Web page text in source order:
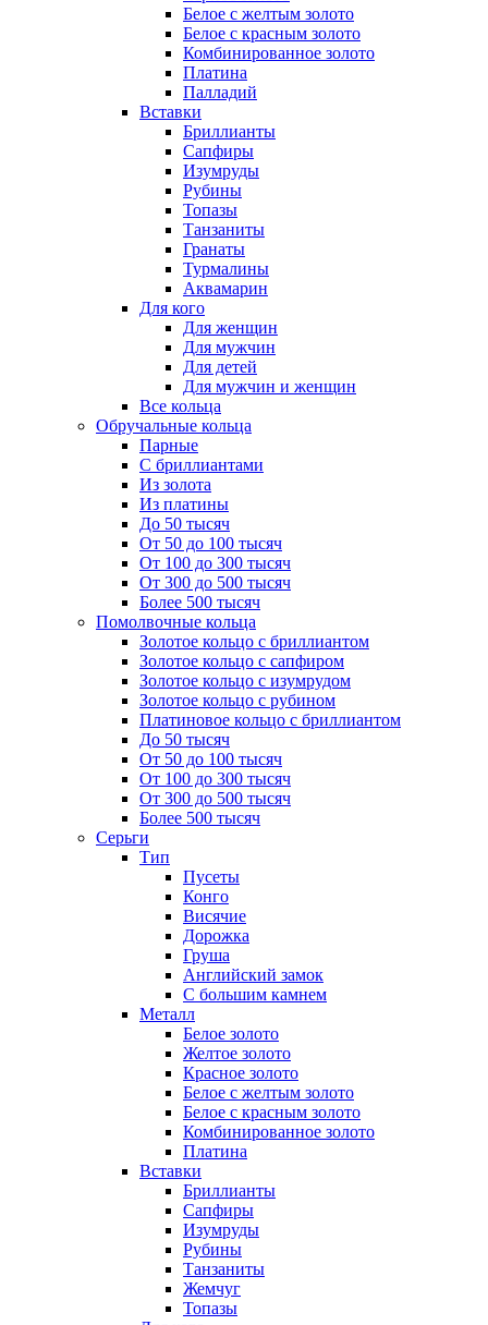
Белое с желтым золото
Белое с красным золото
Комбинированное золото
Платина
Палладий
Вставки
Бриллианты
Сапфиры
Изумруды
Рубины
Топазы
Танзаниты
Гранаты
Турмалины
Аквамарин
Для кого
Для женщин
Для мужчин
Для детей
Для мужчин и женщин
Все кольца
Обручальные кольца
Парные
С бриллиантами
Из золота
Из платины
До 50 тысяч
От 50 до 100 тысяч
От 100 до 300 тысяч
От 300 до 500 тысяч
Более 500 тысяч
Помолвочные кольца
Золотое кольцо с бриллиантом
Золотое кольцо с сапфиром
Золотое кольцо с изумрудом
Золотое кольцо с рубином
Платиновое кольцо с бриллиантом
До 50 тысяч
От 50 до 100 тысяч
От 100 до 300 тысяч
От 300 до 500 тысяч
Более 500 тысяч
Серьги
Тип
Пусеты
Конго
Висячие
Дорожка
Груша
Английский замок
С большим камнем
Металл
Белое золото
Желтое золото
Красное золото
Белое с желтым золото
Белое с красным золото
Комбинированное золото
Платина
Вставки
Бриллианты
Сапфиры
Изумруды
Рубины
Танзаниты
Жемчуг
Топазы